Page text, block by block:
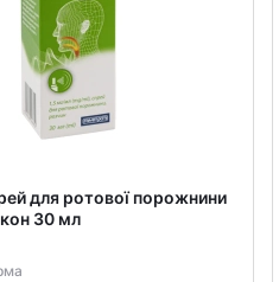
для ротової порожнини
30 мл